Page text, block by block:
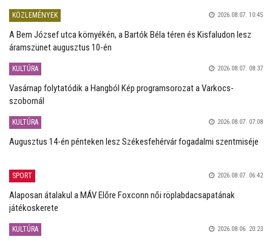
KÖZLEMÉNYEK 2026.08.07. 10:45
A Bem József utca környékén, a Bartók Béla téren és Kisfaludon lesz
áramszünet augusztus 10-én
KULTÚRA 2026.08.07. 08:37
Vasárnap folytatódik a Hangból Kép programsorozat a Varkocs-
szobornál
KULTÚRA 2026.08.07. 07:08
Augusztus 14-én pénteken lesz Székesfehérvár fogadalmi szentmiséje
SPORT 2026.08.07. 06:42
Alaposan átalakul a MÁV Előre Foxconn női röplabdacsapatának
játékoskerete
KULTÚRA 2026.08.06. 20:23